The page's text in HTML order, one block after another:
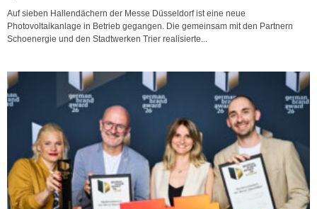
Auf sieben Hallendächern der Messe Düsseldorf ist eine neue
Photovoltaikanlage in Betrieb gegangen. Die gemeinsam mit den Partnern
Schoenergie und den Stadtwerken Trier realisierte...